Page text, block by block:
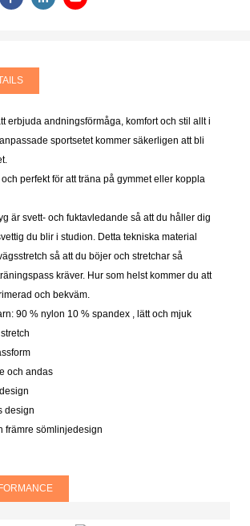
erbjuda andningsförmåga, komfort och stil allt i
sportsetet kommer säkerligen att bli
perfekt för att träna på gymmet eller koppla
är svett- och fuktavledande så att du håller dig
du blir i studion. Detta tekniska material
så att du böjer och stretchar så
kräver. Hur som helst kommer du att
och bekväm.
90 % nylon 10 % spandex , lätt och mjuk
och andas
design
främre sömlinjedesign